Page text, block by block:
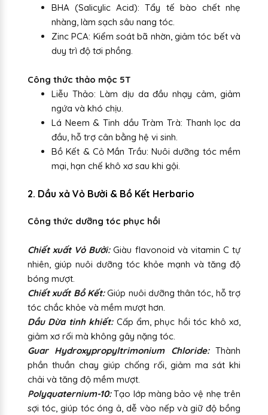
BHA (Salicylic Acid): Tẩy tế bào chết nhẹ
nhàng, làm sạch sâu nang tóc.
Zinc PCA: Kiểm soát bã nhờn, giảm tóc bết và
duy trì độ tơi phồng.
Công thức thảo mộc 5T
Liễu Thảo: Làm dịu da đầu nhạy cảm, giảm
ngứa và khó chịu.
Lá Neem & Tinh dầu Tràm Trà: Thanh lọc da
đầu, hỗ trợ cân bằng hệ vi sinh.
Bồ Kết & Cỏ Mần Trầu: Nuôi dưỡng tóc mềm
mại, hạn chế khô xơ sau khi gội.
2. Dầu xả Vỏ Bưởi & Bồ Kết Herbario
Công thức dưỡng tóc phục hồi
Chiết xuất Vỏ Bưởi:Giàu flavonoid và vitamin C tự
nhiên, giúp nuôi dưỡng tóc khỏe mạnh và tăng độ
bóng mượt.
Chiết xuất Bồ Kết:Giúp nuôi dưỡng thân tóc, hỗ trợ
tóc chắc khỏe và mềm mượt hơn.
Dầu Dừa tinh khiết:Cấp ẩm, phục hồi tóc khô xơ,
giảm xơ rối mà không gây nặng tóc.
Guar Hydroxypropyltrimonium Chloride:Thành
phần thuần chay giúp chống rối, giảm ma sát khi
chải và tăng độ mềm mượt.
Polyquaternium-10:Tạo lớp màng bảo vệ nhẹ trên
sợi tóc, giúp tóc óng ả, dễ vào nếp và giữ độ bồng